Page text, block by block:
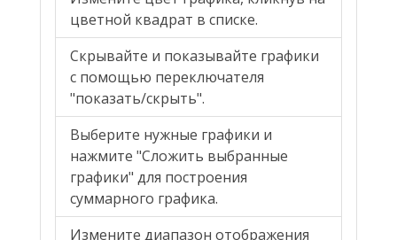
цветной квадрат в списке.
Скрывайте и показывайте графики
с помощью переключателя
"показать/скрыть".
Выберите нужные графики и
нажмите "Сложить выбранные
графики" для построения
суммарного графика.
Измените диапазон отображения